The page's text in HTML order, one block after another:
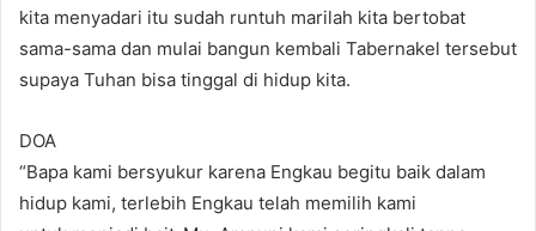
kita menyadari itu sudah runtuh marilah kita bertobat
sama-sama dan mulai bangun kembali Tabernakel tersebut
supaya Tuhan bisa tinggal di hidup kita.
DOA
“Bapa kami bersyukur karena Engkau begitu baik dalam
hidup kami, terlebih Engkau telah memilih kami